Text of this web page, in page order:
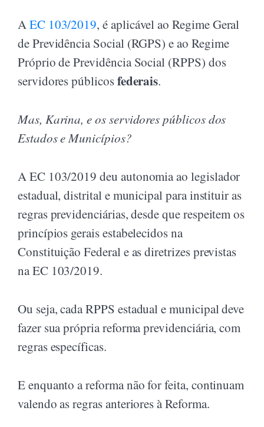
AEC 103/2019, é aplicável ao Regime Geral
de Previdência Social (RGPS) e ao Regime
Próprio de Previdência Social (RPPS) dos
servidores públicosfederais.
Mas, Karina, e os servidores públicos dos
Estados e Municípios?
A EC 103/2019 deu autonomia ao legislador
estadual, distrital e municipal para instituir as
regras previdenciárias, desde que respeitem os
princípios gerais estabelecidos na
Constituição Federal e as diretrizes previstas
na EC 103/2019.
Ou seja, cada RPPS estadual e municipal deve
fazer sua própria reforma previdenciária, com
regras específicas.
E enquanto a reforma não for feita, continuam
valendo as regras anteriores à Reforma.